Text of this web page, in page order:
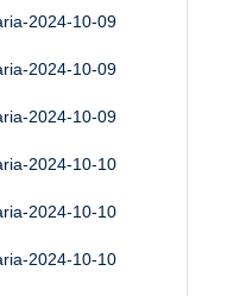
2024-10-09
2024-10-09
2024-10-09
2024-10-10
2024-10-10
2024-10-10